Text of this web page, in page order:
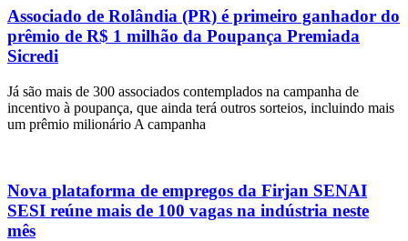
Associado de Rolândia (PR) é primeiro ganhador do
prêmio de R$ 1 milhão da Poupança Premiada
Sicredi
Já são mais de 300 associados contemplados na campanha de
incentivo à poupança, que ainda terá outros sorteios, incluindo mais
um prêmio milionário A campanha
Nova plataforma de empregos da Firjan SENAI
SESI reúne mais de 100 vagas na indústria neste
mês